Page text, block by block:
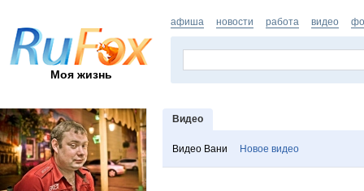
Моя жизнь
афиша новости работа видео
Видео
Видео Вани Новое видео